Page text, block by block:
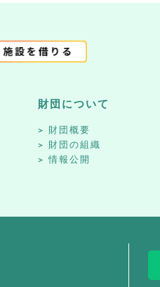
財団について
財団概要
財団の組織
情報公開